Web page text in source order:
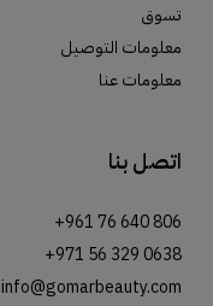
تسوق
معلومات التوصيل
معلومات عنا
اتصل بنا
+961 76 640 806
+971 56 329 0638
info@gomarbeauty.com